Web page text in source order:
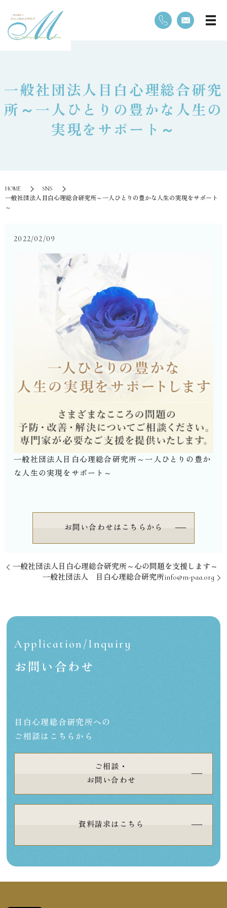
一般社団法人目白心理総合研究
所～一人ひとりの豊かな人生の
実現をサポート～
HOME
SNS
一般社団法人目白心理総合研究所～一人ひとりの豊かな人生の実現をサポート
～
2022/02/09
一般社団法人目白心理総合研究所～一人ひとりの豊か
な人生の実現をサポート～
お問い合わせはこちらから
一般社団法人目白心理総合研究所～心の問題を支援します～
一般社団法人 目白心理総合研究所info@m-paa.org
Application/Inquiry
お問い合わせ
目白心理総合研究所への
ご相談はこちらから
ご相談・
お問い合わせ
資料請求はこちら